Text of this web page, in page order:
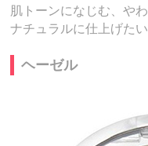
肌トーンになじむ、や
ナチュラルに仕上げた
ヘーゼル